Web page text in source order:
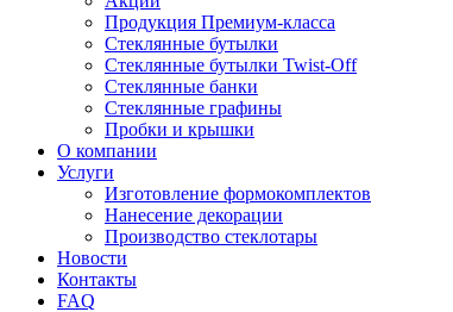
Продукция Премиум-класса
Стеклянные бутылки
Стеклянные бутылки Twist-Off
Стеклянные банки
Стеклянные графины
Пробки и крышки
О компании
Услуги
Изготовление формокомплектов
Нанесение декорации
Производство стеклотары
Новости
Контакты
FAQ